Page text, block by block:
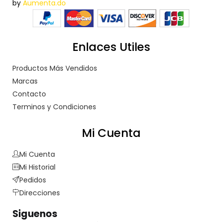
by Aumenta.do
Enlaces Utiles
Productos Más Vendidos
Marcas
Contacto
Terminos y Condiciones
Mi Cuenta
Mi Cuenta
Mi Historial
Pedidos
Direcciones
Siguenos